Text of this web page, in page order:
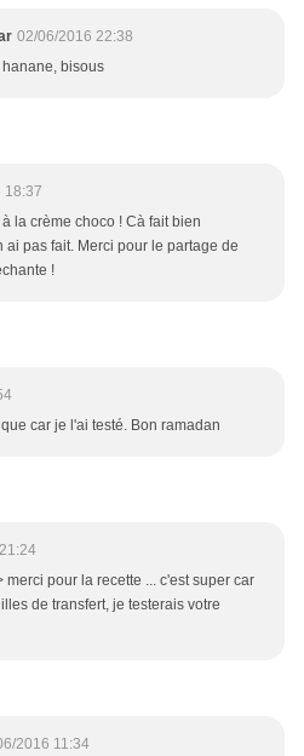
02/06/2016 22:38
bisous
18:37
la crème choco ! Cà fait bien
ai pas fait. Merci pour le partage de
!
car je l'ai testé. Bon ramadan
merci pour la recette ... c'est super car
de transfert, je testerais votre
2016 11:34